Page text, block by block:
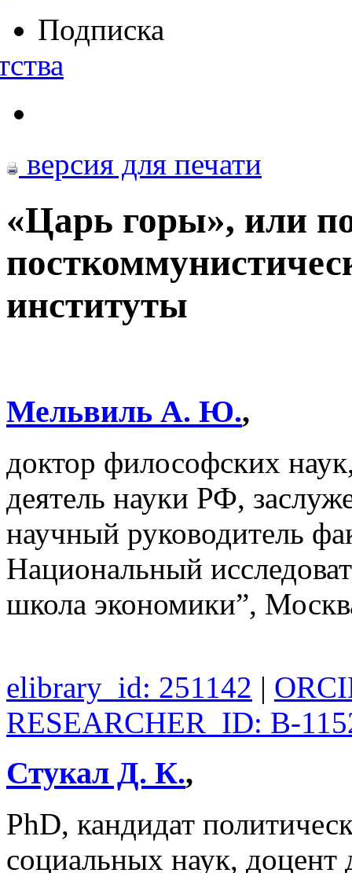
Подписка
версия для печати
«Царь горы», или
институты
Мельвиль А. Ю.,
доктор философских
деятель науки РФ,
научный руководитель
Национальный
школа экономики”,
elibrary_id: 251142 |
RESEARCHER_ID: B-
Стукал Д. К.,
PhD, кандидат
социальных наук, доцент